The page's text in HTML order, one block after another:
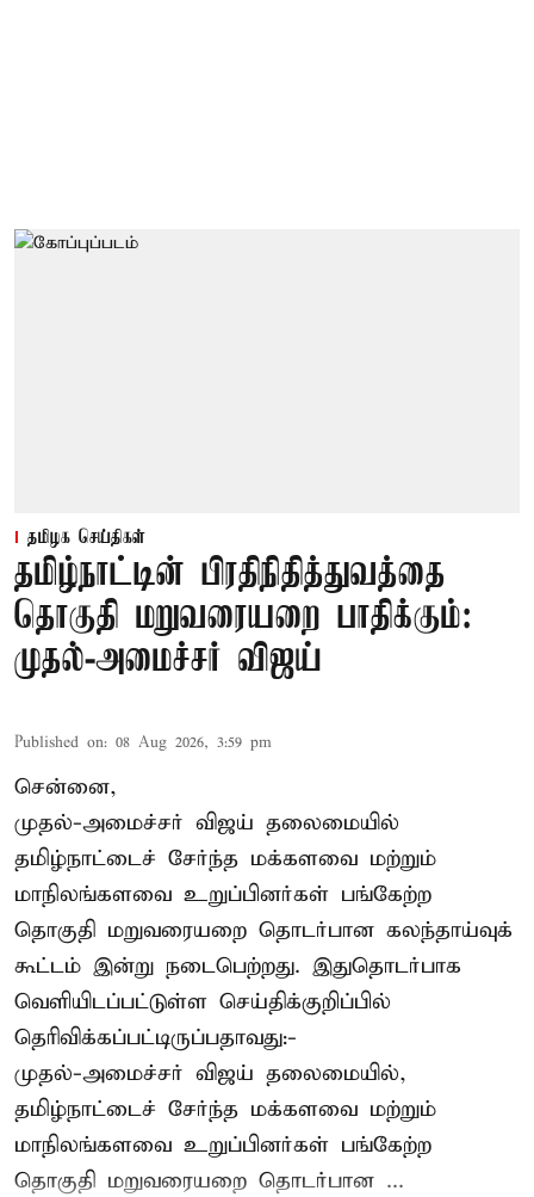
தமிழக செய்திகள்
தமிழ்நாட்டின் பிரதிநிதித்துவத்தை
தொகுதி மறுவரையறை பாதிக்கும்:
முதல்-அமைச்சர் விஜய்
Published on: 08 Aug 2026, 3:59 pm
சென்னை,
முதல்-அமைச்சர் விஜய் தலைமையில்
தமிழ்நாட்டைச் சேர்ந்த மக்களவை மற்றும்
மாநிலங்களவை உறுப்பினர்கள் பங்கேற்ற
தொகுதி மறுவரையறை தொடர்பான கலந்தாய்வுக்
கூட்டம் இன்று நடைபெற்றது. இதுதொடர்பாக
வெளியிடப்பட்டுள்ள செய்திக்குறிப்பில்
தெரிவிக்கப்பட்டிருப்பதாவது:-
முதல்-அமைச்சர் விஜய் தலைமையில்,
தமிழ்நாட்டைச் சேர்ந்த மக்களவை மற்றும்
மாநிலங்களவை உறுப்பினர்கள் பங்கேற்ற
தொகுதி மறுவரையறை தொடர்பான ...